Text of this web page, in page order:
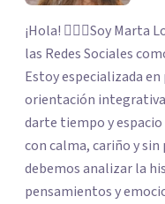
¡Hola! 🙋🏼‍♀️Soy Marta
las Redes Sociales
Estoy especializada en
orientación integrativa. Ayudo a las personas como
darte tiempo y espacio para que te mires hacia dentro
con calma, cariño y
debemos analizar la historia que te cuentan tus
pensamientos y emociones, hallando tus